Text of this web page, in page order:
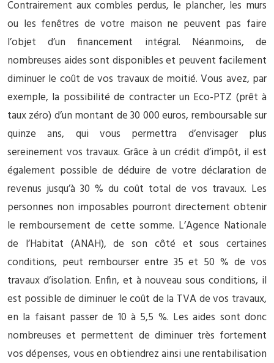
Contrairement aux combles perdus, le plancher, les murs
ou les fenêtres de votre maison ne peuvent pas faire
l’objet d’un financement intégral. Néanmoins, de
nombreuses aides sont disponibles et peuvent facilement
diminuer le coût de vos travaux de moitié. Vous avez, par
exemple, la possibilité de contracter un Eco-PTZ (prêt à
taux zéro) d’un montant de 30 000 euros, remboursable sur
quinze ans, qui vous permettra d’envisager plus
sereinement vos travaux. Grâce à un crédit d’impôt, il est
également possible de déduire de votre déclaration de
revenus jusqu’à 30 % du coût total de vos travaux. Les
personnes non imposables pourront directement obtenir
le remboursement de cette somme. L’Agence Nationale
de l’Habitat (ANAH), de son côté et sous certaines
conditions, peut rembourser entre 35 et 50 % de vos
travaux d’isolation. Enfin, et à nouveau sous conditions, il
est possible de diminuer le coût de la TVA de vos travaux,
en la faisant passer de 10 à 5,5 %. Les aides sont donc
nombreuses et permettent de diminuer très fortement
vos dépenses, vous en obtiendrez ainsi une rentabilisation